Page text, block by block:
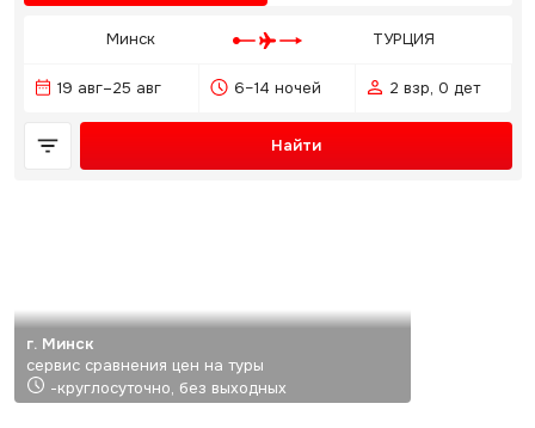
Минск ТУРЦИЯ
19 авг–25 авг 6–14 ночей 2 взр, 0 дет
Найти
г. Минск
сервис сравнения цен на туры
-круглосуточно, без выходных